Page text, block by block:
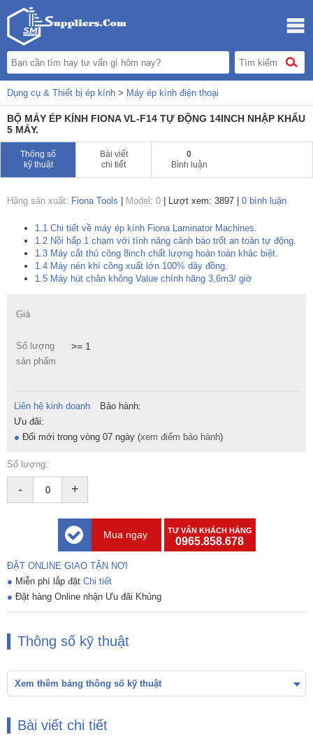
Dụng cụ & Thiết bị ép kính > Máy ép kính điện thoại
BỘ MÁY ÉP KÍNH FIONA VL-F14 TỰ ĐỘNG 14INCH NHẬP KHẨU
5 MÁY.
Thông số
kỹ thuật
Bài viết
chi tiết
0
Bình luận
Hãng sản xuất: Fiona Tools Model: 0 Lượt xem: 3897 0 bình luận
1.1 Chi tiết về máy ép kính Fiona Laminator Machines.
1.2 Nồi hấp 1 chạm với tính năng cảnh báo trốt an toàn tự động.
1.3 Máy cắt thủ công 8inch chất lượng hoàn toàn khác biệt.
1.4 Máy nén khí công xuất lớn 100% dây đồng.
1.5 Máy hút chân không Value chính hãng 3,6m3/ giờ
Giá
Số lượng
sản phẩm
>= 1
Liên hệ kinh doanh
Bảo hành:
Ưu đãi:
● Đổi mới trong vòng 07 ngày (xem điểm bảo hành)
Số lượng:
- +
Mua ngay TƯ VẤN KHÁCH HÀNG
0965.858.678
ĐẶT ONLINE GIAO TẬN NƠI
● Miễn phí lắp đặt Chi tiết
● Đặt hàng Online nhận Ưu đãi Khủng
Thông số kỹ thuật
Xem thêm bảng thông số kỹ thuật
Bài viết chi tiết